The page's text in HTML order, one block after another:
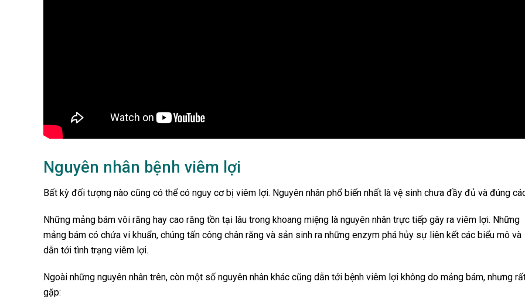
Nguyên nhân bệnh viêm lợi
Bất kỳ đối tượng nào cũng có thể có nguy cơ bị viêm lợi. Nguyên nhân phổ biến nhất là vệ sinh chưa đầy đủ và đúng
Những mảng bám vôi răng hay cao răng tồn tại lâu trong khoang miệng là nguyên nhân trực tiếp gây ra viêm lợi. Những
mảng bám có chứa vi khuẩn, chúng tấn công chân răng và sản sinh ra những enzym phá hủy sự liên kết các biểu mô và
dẫn tới tình trạng viêm lợi.
Ngoài những nguyên nhân trên, còn một số nguyên nhân khác cũng dẫn tới bệnh viêm lợi không do mảng bám, nhưng
gặp: